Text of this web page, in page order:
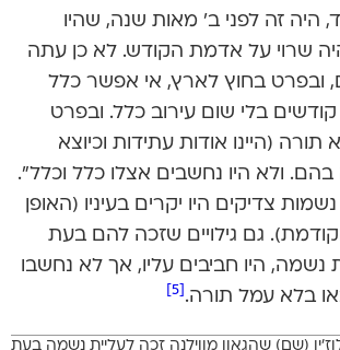
היה זה לפני ב’ מאות שנה, שהיו
שרוי על אדמת הקודש. לא כן עתה
ובפרט בחוץ לארץ, אי אפשר כלל
קודשים בלי שום עירוב כלל. ובפרט
תורה (היינו אודות עתידות וכיוצא
ולא היו נחשבים אצלו כלל וכלל”.
צדיקים היו יקרים בעיניו (האופן
גם גילויים שזכה להם בעת
נשמה, היו חביבים עליו, אך לא נחשבו
בלא עמל תורה.
(שם) שהגאון מווילנה זכה לעליית נשמה בעת